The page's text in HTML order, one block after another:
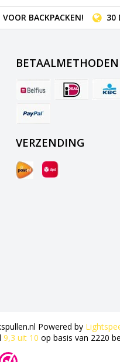
VOOR BACKPACKEN! 30
BETAALMETHODEN
VERZENDING
Powered by
9,3 uit 10 op basis van 2220